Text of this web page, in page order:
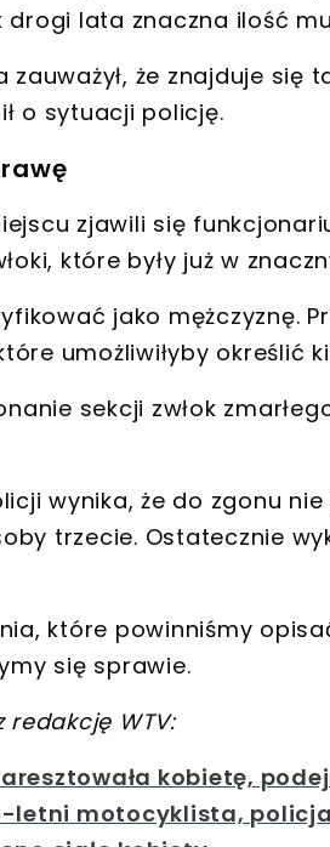
drogi lata znaczna ilość
że znajduje się
o sytuacji policję.
zjawili się
, które były już w
jako mężczyznę.
umożliwiłyby określić
sekcji zwłok
wynika, że do zgonu nie
trzecie. Ostatecznie
które powinniśmy
się sprawie.
redakcję WTV:
kobietę,
letni motocyklista,